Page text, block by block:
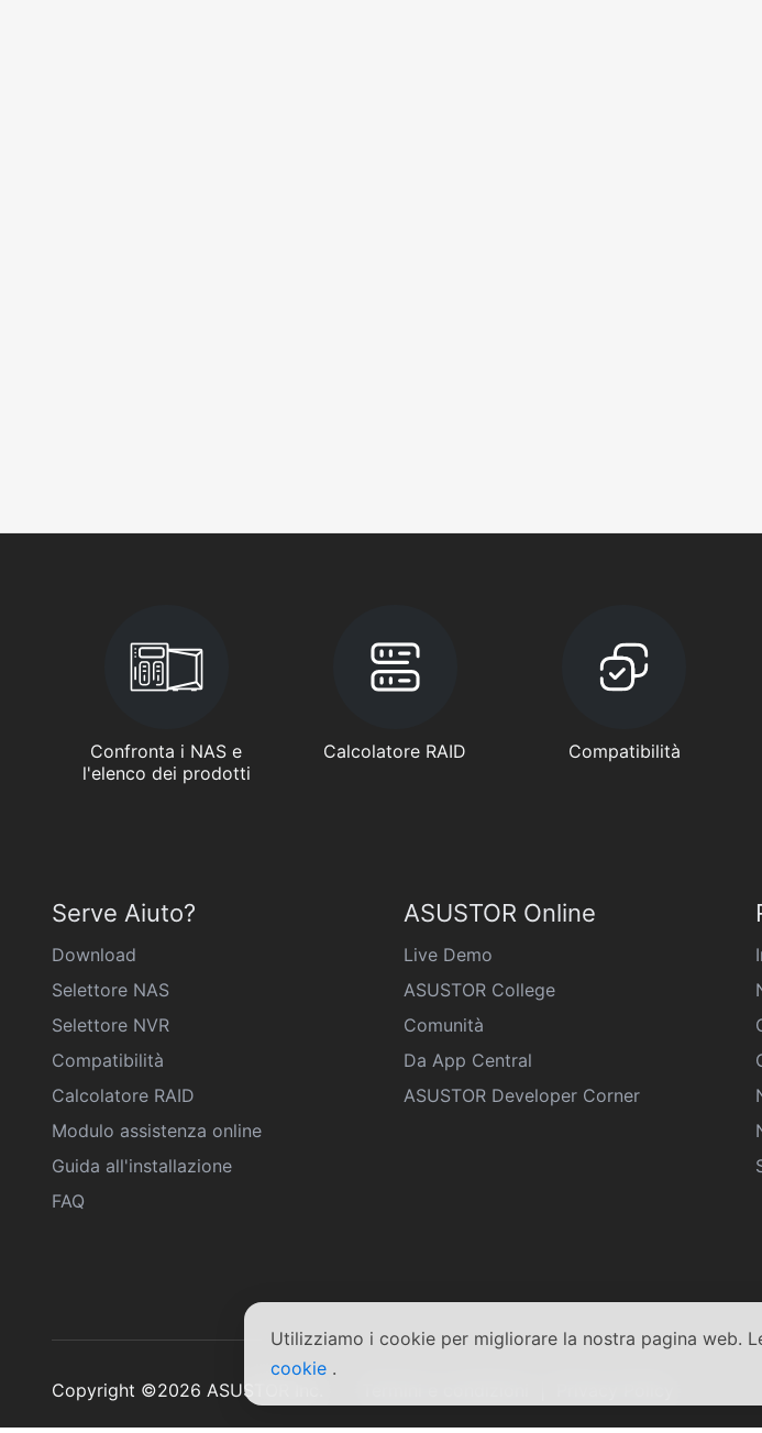
Utilizziamo i cookie per migliorare la nostra pagina web.
cookie .
Confronta i NAS e
l'elenco dei prodotti
Calcolatore RAID Compatibilità
Serve Aiuto?
Download
Selettore NAS
Selettore NVR
Compatibilità
Calcolatore RAID
Modulo assistenza online
Guida all'installazione
FAQ
ASUSTOR Online
Live Demo
ASUSTOR College
Comunità
Da App Central
ASUSTOR Developer Corner
Copyright ©2026 ASUSTOR Inc.